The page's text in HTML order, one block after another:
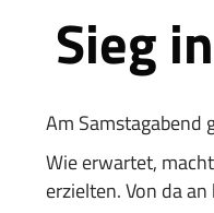
Sieg
Am Samstagabend
Wie erwartet,
erzielten. Von da